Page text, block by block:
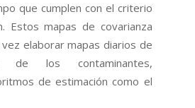
que cumplen con el criterio
Estos mapas de covarianza
elaborar mapas diarios de
de los contaminantes,
de estimación como el